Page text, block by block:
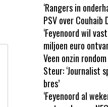
‘Rangers in
PSV over Couhaib
‘Feyenoord wil
miljoen euro
Veen onzin
Steur: ‘Journalist
bres’
‘Feyenoord al